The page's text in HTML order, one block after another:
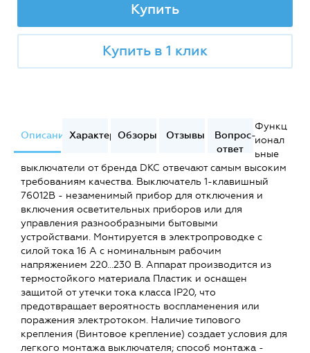
Купить
Купить в 1 клик
ОписаниеХарактеристики
Обзоры Отзывы
Вопрос-
ответ
Функц
ионал
ьные
выключатели от бренда DKC отвечают самым высоким
требованиям качества. Выключатель 1-клавишный
76012B - незаменимый прибор для отключения и
включения осветительных приборов или для
управления разнообразными бытовыми
устройствами. Монтируется в электропроводке с
силой тока 16 А с номинальным рабочим
напряжением 220...230 В. Аппарат производится из
термостойкого материала Пластик и оснащен
защитой от утечки тока класса IP20, что
предотвращает вероятность воспламенения или
поражения электротоком. Наличие типового
крепления (Винтовое крепление) создает условия для
легкого монтажа выключателя; способ монтажа -